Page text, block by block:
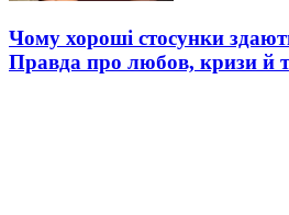
Чому хороші стосунки
Правда про любов, кризи й